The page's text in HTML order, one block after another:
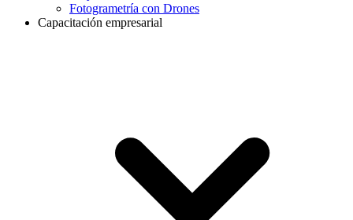
Fotogrametría con Drones
Capacitación empresarial